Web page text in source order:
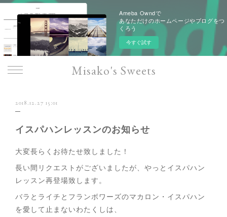
Ameba Owndで
あなただけのホームページやブログをつ
くろう
今すぐ試す
Misako's Sweets
2018.12.27 15:01
イスパハンレッスンのお知らせ
大変長らくお待たせ致しました！
長い間リクエストがございましたが、やっとイスパハン
レッスン再登場致します。
バラとライチとフランボワーズのマカロン・イスパハン
を愛して止まないわたくしは、